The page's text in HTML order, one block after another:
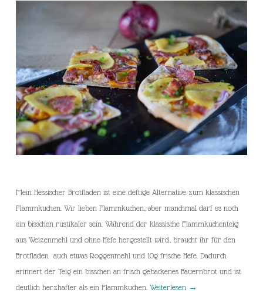
Mein Hessischer Brotfladen ist eine deftige Alternative zum klassischen
Flammkuchen. Wir lieben Flammkuchen, aber manchmal darf es noch
ein bisschen rustikaler sein. Während der klassische Flammkuchenteig
aus Weizenmehl und ohne Hefe hergestellt wird, braucht ihr für den
Brotfladen auch etwas Roggenmehl und 10g frische Hefe. Dadurch
erinnert der Teig ein bisschen an frisch gebackenes Bauernbrot und ist
deutlich herzhafter als ein Flammkuchen. Weiterlesen →